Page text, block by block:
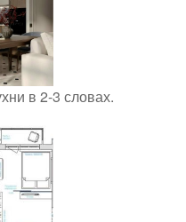
в 2-3 словах.